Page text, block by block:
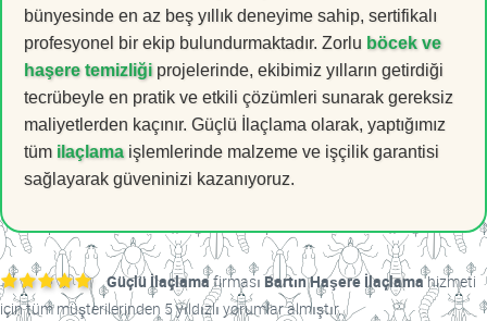
bünyesinde en az beş yıllık deneyime sahip, sertifikalı
profesyonel bir ekip bulundurmaktadır. Zorlu böcek ve
haşere temizliği projelerinde, ekibimiz yılların getirdiği
tecrübeyle en pratik ve etkili çözümleri sunarak gereksiz
maliyetlerden kaçınır. Güçlü İlaçlama olarak, yaptığımız
tüm ilaçlamaişlemlerinde malzeme ve işçilik garantisi
sağlayarak güveninizi kazanıyoruz.
Güçlü İlaçlamafirmasıBartın Haşere İlaçlamahizmeti
için tüm müşterilerinden 5 yıldızlı yorumlar almıştır.